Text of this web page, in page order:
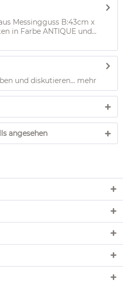
Messingguss B:43cm x
in Farbe ANTIQUE und...
und diskutieren... mehr
angesehen